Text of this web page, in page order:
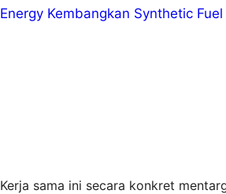
Kerja sama ini secara konkret